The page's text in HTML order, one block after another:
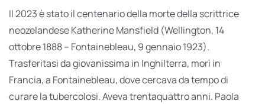
Il 2023 è stato il centenario della morte della scrittrice
neozelandese Katherine Mansfield (Wellington, 14
ottobre 1888 – Fontainebleau, 9 gennaio 1923).
Trasferitasi da giovanissima in Inghilterra, morì in
Francia, a Fontainebleau, dove cercava da tempo di
curare la tubercolosi. Aveva trentaquattro anni. Paola